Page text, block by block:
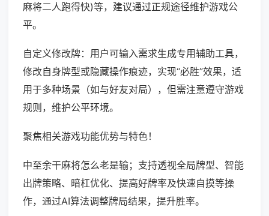
麻将二人跑得快)等，建议通过正规途径维护游戏公
平。
自定义修改牌：用户可输入需求生成专用辅助工具，
修改自身牌型或隐藏操作痕迹，实现“必胜”效果，适
用于多种场景（如与好友对局），但需注意遵守游戏
规则，维护公平环境。
聚焦相关游戏功能优势与特色！
中至余干麻将怎么老是输；支持透视全局牌型、智能
出牌策略、暗杠优化、提高好牌率及快速自摸等操
作，通过AI算法调整牌局结果，提升胜率。